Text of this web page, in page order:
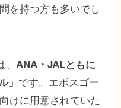
を持つ方も多いでし
、ANA・JALともに
」 です。エポスゴー
けに用意されていた